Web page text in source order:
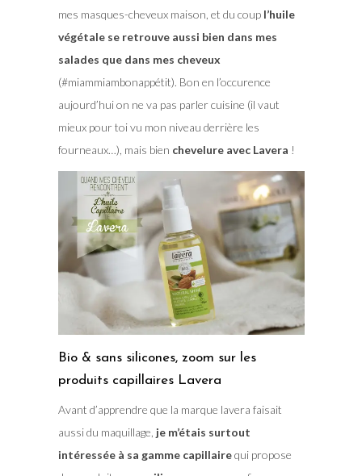
mes masques-cheveux maison, et du coup l’huile
végétale se retrouve aussi bien dans mes
salades que dans mes cheveux
(#miammiambonappétit). Bon en l’occurence
aujourd’hui on ne va pas parler cuisine (il vaut
mieux pour toi vu mon niveau derrière les
fourneaux…), mais bien chevelure avec Lavera !
Bio & sans silicones, zoom sur les
produits capillaires Lavera
Avant d’apprendre que la marque lavera faisait
aussi du maquillage, je m’étais surtout
intéressée à sa gamme capillairequi propose